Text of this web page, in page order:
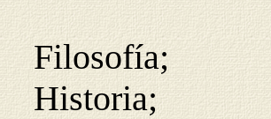
Filosofía;
Historia;